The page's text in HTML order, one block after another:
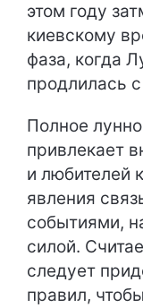
этом году
киевскому
фаза, когда
продлилась
Полное
привлекает
и любителей
явления
событиями,
силой.
следует
правил,